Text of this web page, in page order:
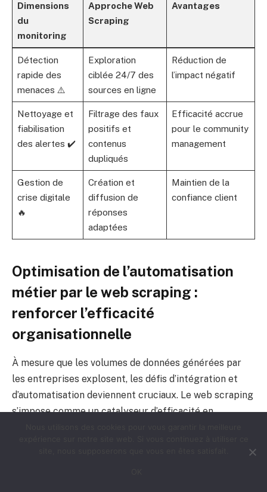
Dimensions
du
monitoring
Approche Web
Scraping
Avantages
Détection
rapide des
menaces ⚠️
Exploration
ciblée 24/7 des
sources en ligne
Réduction de
l’impact négatif
Nettoyage et
fiabilisation
des alertes ✔️
Filtrage des faux
positifs et
contenus
dupliqués
Efficacité accrue
pour le community
management
Gestion de
crise digitale
🔥
Création et
diffusion de
réponses
adaptées
Maintien de la
confiance client
Optimisation de l’automatisation
métier par le web scraping :
renforcer l’efficacité
organisationnelle
À mesure que les volumes de données générées par
les entreprises explosent, les défis d’intégration et
d’automatisation deviennent cruciaux. Le web scraping
s’impose comme un catalyseur d’efficacité en